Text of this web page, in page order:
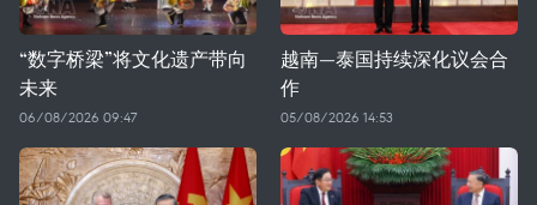
“数字桥梁”将文化遗产带向
未来
06/08/2026 09:47
越南—泰国持续深化议会合
作
05/08/2026 14:53